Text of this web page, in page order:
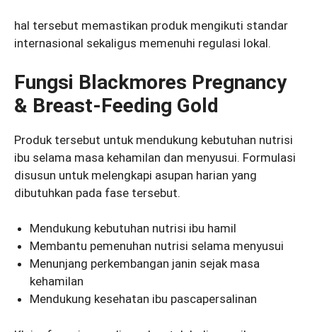
hal tersebut memastikan produk mengikuti standar
internasional sekaligus memenuhi regulasi lokal.
Fungsi Blackmores Pregnancy
& Breast-Feeding Gold
Produk tersebut untuk mendukung kebutuhan nutrisi
ibu selama masa kehamilan dan menyusui. Formulasi
disusun untuk melengkapi asupan harian yang
dibutuhkan pada fase tersebut.
Mendukung kebutuhan nutrisi ibu hamil
Membantu pemenuhan nutrisi selama menyusui
Menunjang perkembangan janin sejak masa
kehamilan
Mendukung kesehatan ibu pascapersalinan